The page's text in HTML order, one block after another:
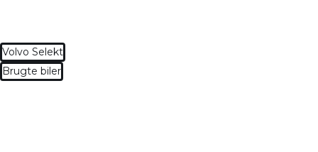
Volvo Selekt
Brugte biler